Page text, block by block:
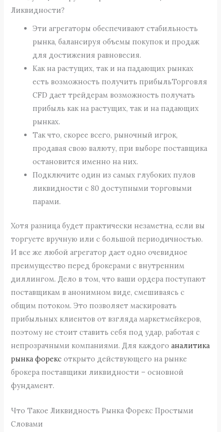
Ликвидности?
Эти агрегаторы обеспечивают стабильность
рынка, балансируя объемы покупок и продаж
для достижения равновесия.
Как на растущих, так и на падающих рынках
есть возможность получить прибыльТорговля
CFD дает трейдерам возможность получать
прибыль как на растущих, так и на падающих
рынках.
Так что, скорее всего, рыночный игрок,
продавая свою валюту, при выборе поставщика
остановится именно на них.
Подключите один из самых глубоких пулов
ликвидности с 80 доступными торговыми
парами.
Хотя разница будет практически незаметна, если вы
торгуете вручную или с большой периодичностью.
И все же любой агрегатор дает одно очевидное
преимущество перед брокерами с внутренним
диллингом. Дело в том, что ваши ордера поступают
поставщикам в анонимном виде, смешиваясь с
общим потоком. Это позволяет маскировать
прибыльных клиентов от взгляда маркетмейкеров,
поэтому не стоит ставить себя под удар, работая с
непрозрачными компаниями. Для каждогоаналитика
рынка форекс открыто действующего на рынке
брокера поставщики ликвидности – основной
фундамент.
Что Такое Ликвидность Рынка Форекс Простыми
Словами